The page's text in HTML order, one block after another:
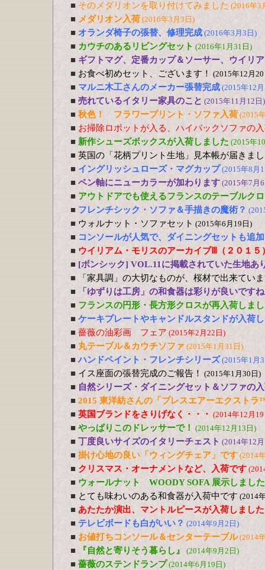
■ そのメダリオンを取り付けてみました (2016年3
■ メダリオン入荷 (2016年3月3日)
■ オランダ椅子の張替、修理完成 (2016年3月3日)
■ カウチのあるリビングセット (2016年1月31日)
■ ギフトマグ、定番カップ＆ソーサー、ウイリ
■ お食べ初めセット、ございます！ (2015年12月
■ マルニ木工さんのメーカー張替完成 (2015年12
■ 売れているイタリー家具のこと (2015年11月12日)
■ 秋色！ フラワープリント・ソファ入荷 (2015
■ お掃除ロボットが入る、ハイバックソファの
■ 新作シューズボックスが入荷しました (2015年
■ 英国の「花柄プリント生地」見本帳が届きま
■ イングリッシュローズ・マグカップ (2015年8月
■ ペン軸にニューカラーが加わります (2015年7月
■ アウトドアでも使えるフランスのテーブルク
■ フレンチシック・ソファ＆手描きの魔術？
■ ウォルナット・ソファセット (2015年6月19日)
■ コンソールが人気で、ダイニングセットも追
■ ウイリアム・モリスのアーカイブⅢ（２０１５
■ [ボンシック] VOL.11に掲載されていた生地あ
■
「家具調」の大切なものが、桜材で出来てい
■
「ゆずりは工房」の和食器は彩りが良いです
■ フランスの円形・長方形クロスが再入荷しま
■ ケーキプレートやキャンドルスタンドが入荷
■ 薔薇の油彩画 フェア (2015年2月22日)
■ 丸テーブル＆カウチソファ (2015年1月31日)
■ ハンドペイント・フレンチシリーズ (2015年1月
■ イス座面の張替完成のご報告！ (2015年1月30日)
■ 自然シリーズ・ダイニングセット＆ソファの
■ 2015 東洋紡さんの「ブレスエアーエクスト
■ 英国ブランドをさりげなく・・・ (2014年12月
■ やっぱりこのドレッサーで！ (2014年12月13日)
■ 丁度良いサイズのイタリーチェスト (2014年12
■ 掛け心地の良い「ウィングチェア」です (2014
■ クリスマス・オーナメントなど、入荷です
■ ウォールナット WOODY SOFA 展示しました
■ とても味わいのある和食器が入荷中です (2014
■ あたたか演出、マントルピースが入荷しまし
■ テレビボードも白がいい？ (2014年9月2日)
■ お値打ちコンソール＆センターテーブル(2014
■ 『自然と寄りそう暮らし』 (2014年9月2日)
■ 薔薇のステンドランプ (2014年6月19日)